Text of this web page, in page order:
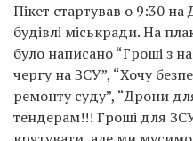
Пікет стартував о 9:30
будівлі міськради. На
було написано “Гроші з
чергу на ЗСУ”, “Хочу
ремонту суду”, “Дрони
тендерам!!! Гроші для